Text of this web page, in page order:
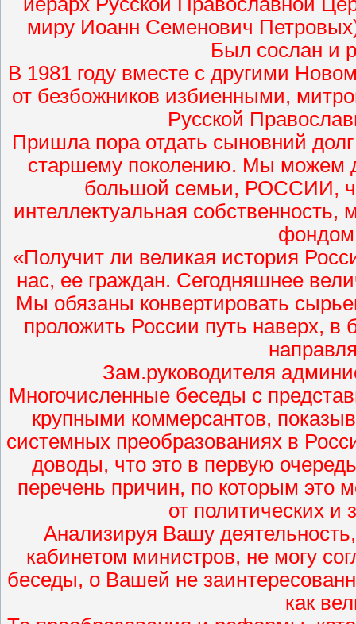
миру Иоанн Семенович
Был сослан и
В 1981 году вместе с другими
от безбожников избиенными,
Русской
Пришла пора отдать сыновний
старшему поколению. Мы можем
большой семьи, РОССИИ,
интеллектуальная собственность,
«Получит ли великая история
нас, ее граждан. Сегодняшнее
Мы обязаны конвертировать
проложить России путь наверх,
Зам.руководителя
Многочисленные беседы с
крупными коммерсантов,
системных преобразованиях в
доводы, что это в первую
перечень причин, по которым это
от политических
Анализируя Вашу
кабинетом министров, не могу
беседы, о Вашей не
как